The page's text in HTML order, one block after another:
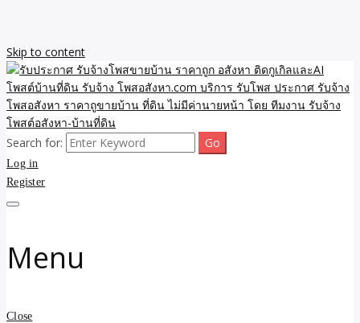
Skip to content
รับประกาศ รับจ้างโพสขาย
บ้าน ราคาถูก อสังหา ติดกู
รับจ้าง โพสอสังหา.com
บริการ รับโพส ประกาศ
รับจ้างโพสขายบ้าน ราคาถูก ประกาศ ขายอสังหา โฆษณา ไม่มีค่านาย
หน้า โพสอสังหา รับจ้างโพสขายบ้านบริการ รับจ้างโพสอสังหา ราคาถูก
ขายบ้าน ขายที่ดิน เว็บประกาศ โพส โฆษณา ลงประกาศฟรี
Search for:
Log in
Register
Menu
Close